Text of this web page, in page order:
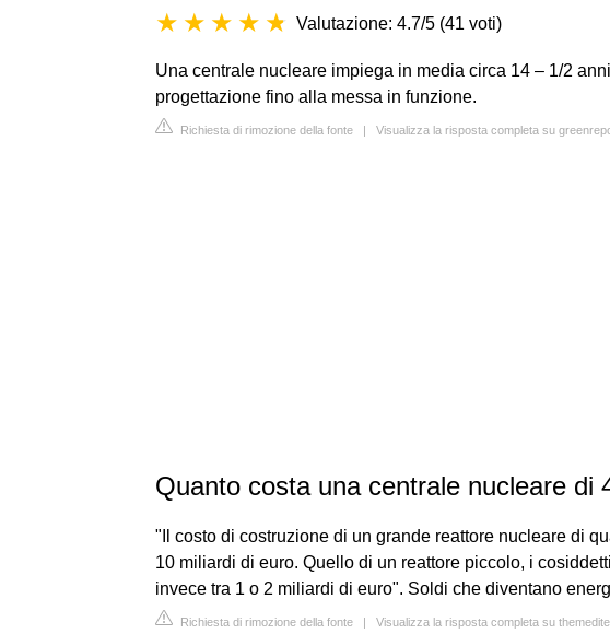
Valutazione: 4.7/5 (41 voti)
Una centrale nucleare impiega in media circa 14 – 1/2
progettazione fino alla messa in funzione.
Richiesta di rimozione della fonte | Visualizza la risposta completa su
Quanto costa una centrale nucleare di
"Il costo di costruzione di un grande reattore nucleare di
10 miliardi di euro. Quello di un reattore piccolo, i
invece tra 1 o 2 miliardi di euro". Soldi che diventano
Richiesta di rimozione della fonte | Visualizza la risposta completa su